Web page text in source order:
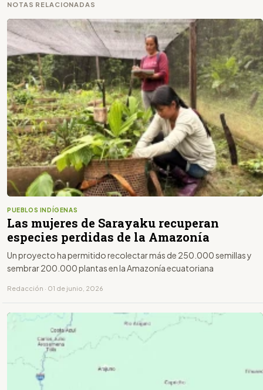
NOTAS RELACIONADAS
PUEBLOS INDÍGENAS
Las mujeres de Sarayaku recuperan
especies perdidas de la Amazonía
Un proyecto ha permitido recolectar más de 250.000 semillas y
sembrar 200.000 plantas en la Amazonía ecuatoriana
Redacción · 01 de junio, 2026